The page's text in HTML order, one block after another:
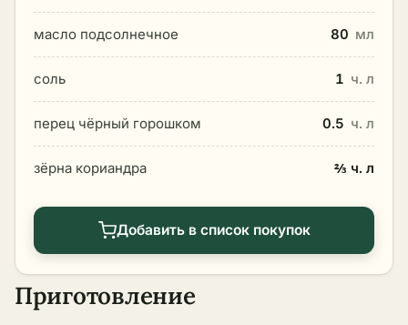
масло подсолнечное 80 мл
соль 1 ч. л
перец чёрный горошком 0.5 ч. л
зёрна кориандра ⅔ ч. л
Добавить в список покупок
Приготовление